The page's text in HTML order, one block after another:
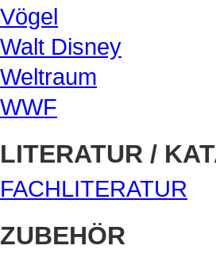
Vögel
Walt Disney
Weltraum
WWF
LITERATUR /
FACHLITERATUR
ZUBEHÖR